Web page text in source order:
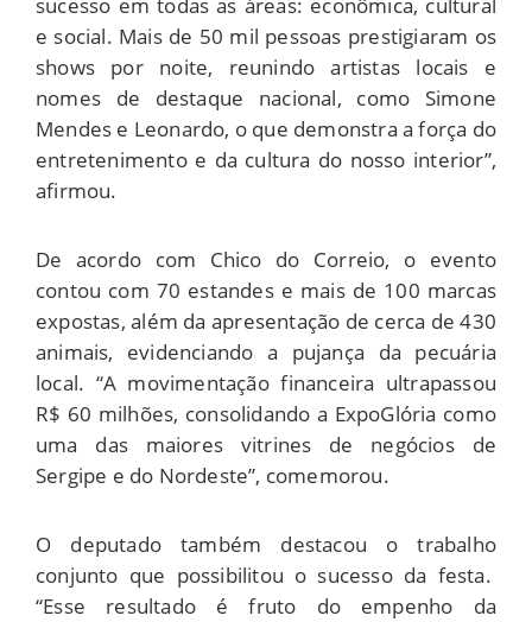
sucesso em todas as áreas: econômica, cultural
e social. Mais de 50 mil pessoas prestigiaram os
shows por noite, reunindo artistas locais e
nomes de destaque nacional, como Simone
Mendes e Leonardo, o que demonstra a força do
entretenimento e da cultura do nosso interior”,
afirmou.
De acordo com Chico do Correio, o evento
contou com 70 estandes e mais de 100 marcas
expostas, além da apresentação de cerca de 430
animais, evidenciando a pujança da pecuária
local. “A movimentação financeira ultrapassou
R$ 60 milhões, consolidando a ExpoGlória como
uma das maiores vitrines de negócios de
Sergipe e do Nordeste”, comemorou.
O deputado também destacou o trabalho
conjunto que possibilitou o sucesso da festa.
“Esse resultado é fruto do empenho da